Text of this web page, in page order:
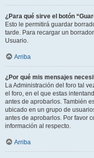
¿Para qué sirve el botón
Esto le permitirá guardar
tarde. Para recargar un
Usuario.
Arriba
¿Por qué mis mensajes
La Administración del foro tal
el foro, en el que estas
antes de aprobarlos. También
ubicado en un grupo de
antes de aprobarlos. Por favor
información al respecto.
Arriba